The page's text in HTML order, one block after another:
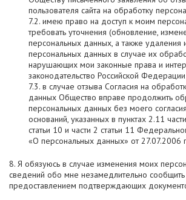
пользователя сайта на обработку
7.2. имею право на доступ к моим
требовать уточнения (обновление,
персональных данных, а также удаления
персональных данных в случае их
нарушающих мои законные права и
законодательство Российской
7.3. в случае отзыва Согласия на
данных Общество вправе продолжить
персональных данных без моего
оснований, указанных в пунктах 2.11
статьи 10 и части 2 статьи 11
«О персональных данных» от 27.07.2006
8. Я обязуюсь в случае изменения моих
сведений обо мне незамедлительно
предоставлением подтверждающих